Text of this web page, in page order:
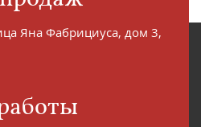
Яна Фабрициуса, дом 3,